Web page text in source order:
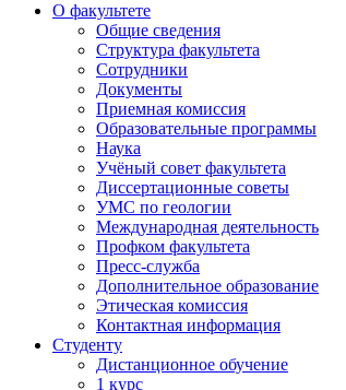
О факультете
Общие сведения
Структура факультета
Сотрудники
Документы
Приемная комиссия
Образовательные программы
Наука
Учёный совет факультета
Диссертационные советы
УМС по геологии
Международная деятельность
Профком факультета
Пресс-служба
Дополнительное образование
Этическая комиссия
Контактная информация
Студенту
Дистанционное обучение
1 курс